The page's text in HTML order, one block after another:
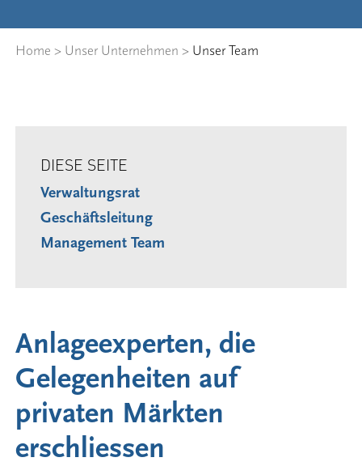
Home > Unser Unternehmen > Unser Team
Anlageexperten, die
Gelegenheiten auf
privaten Märkten
erschliessen
DIESE SEITE
Verwaltungsrat
Geschäftsleitung
Management Team